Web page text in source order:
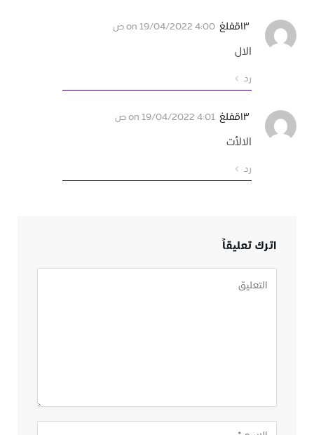
١٣قفلغ 19/04/2022 4:00 ص
الال
رد
١٣قفلغ 19/04/2022 4:01 ص
الالأت
رد
اترك تعليقاً